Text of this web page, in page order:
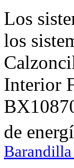
Los
los
Interior
de
Barandilla